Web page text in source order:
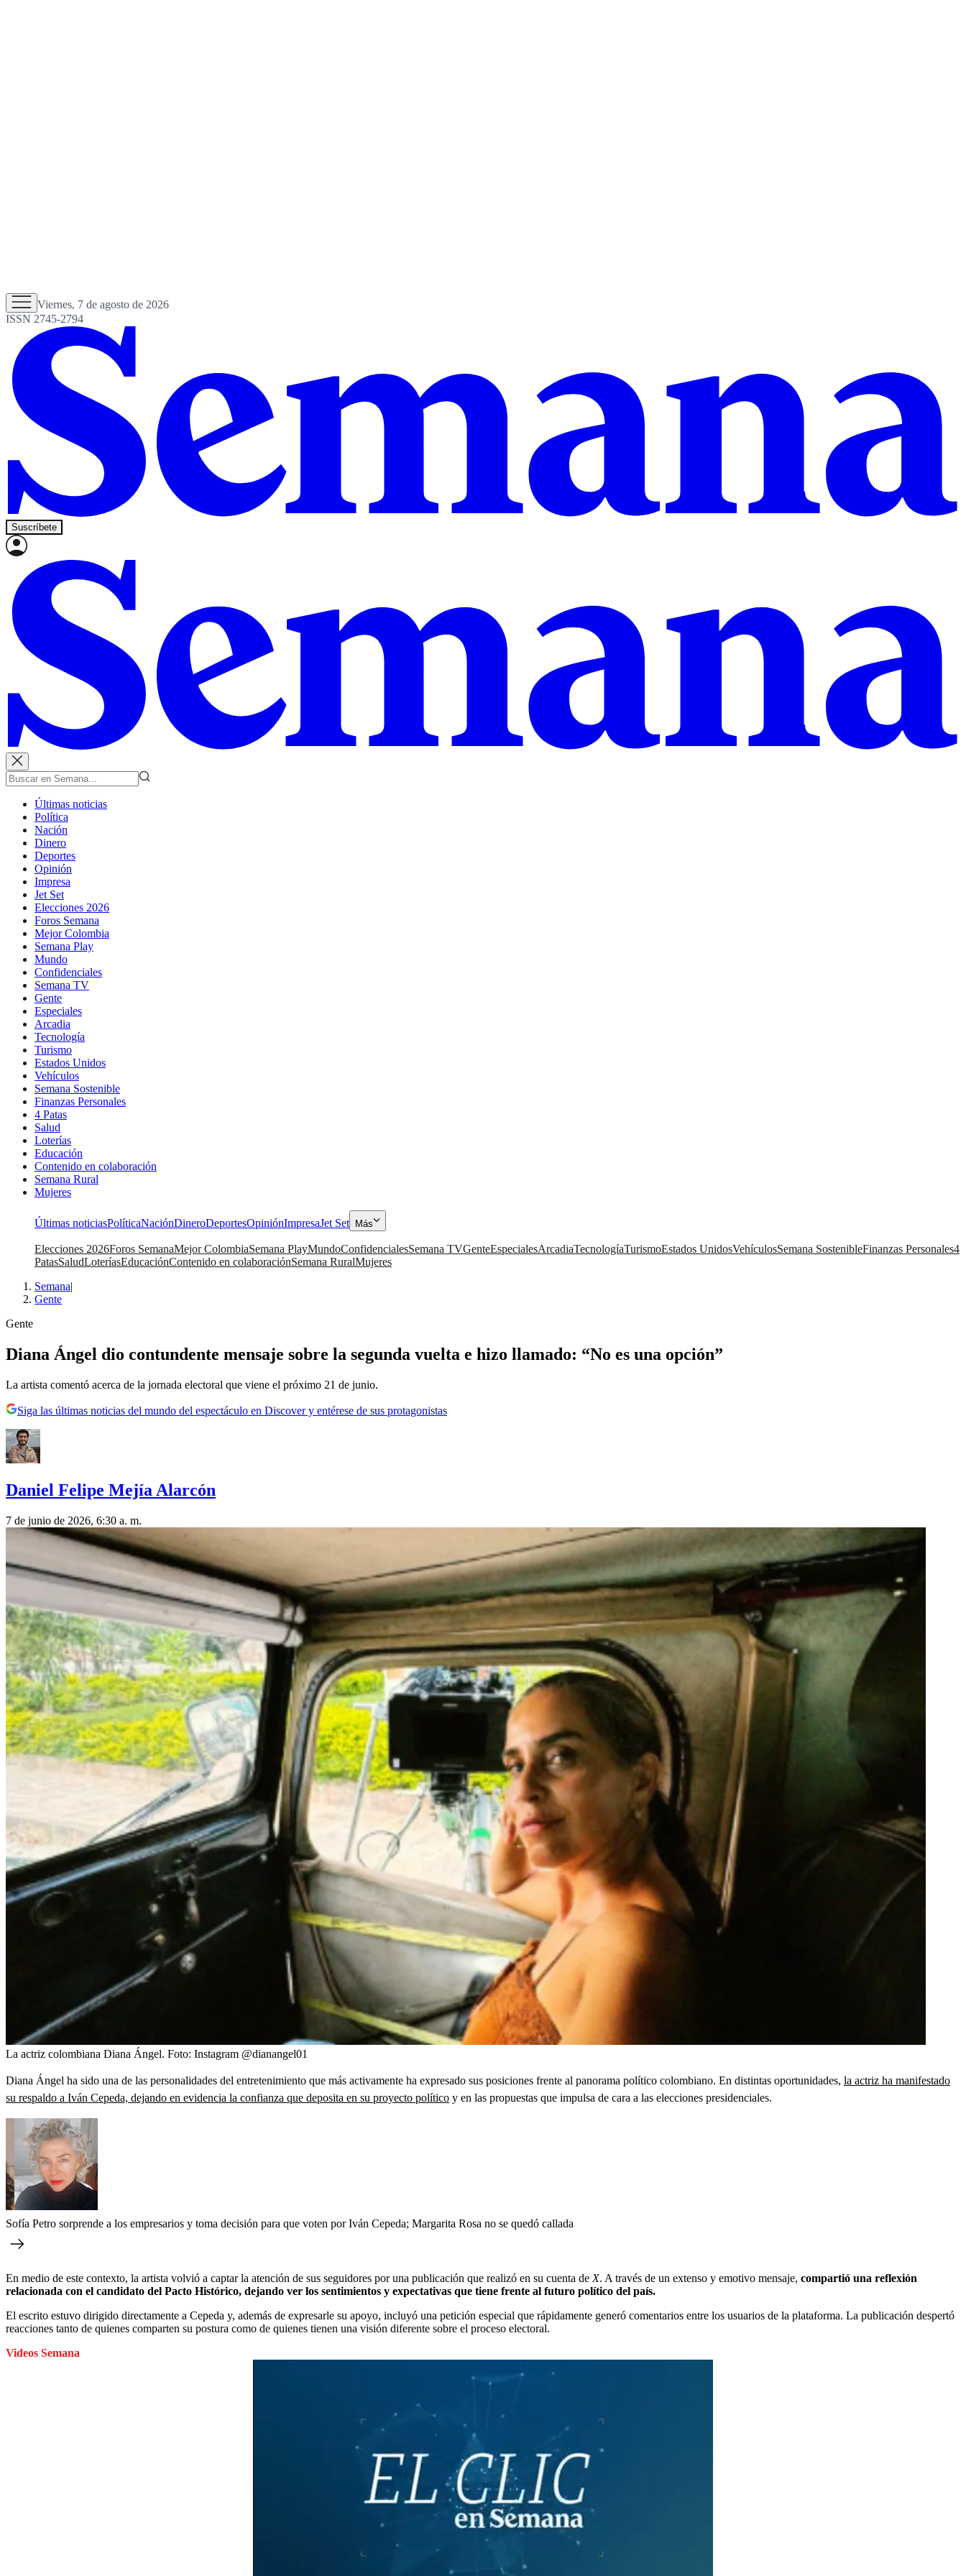
Viernes, 7 de agosto de 2026
ISSN 2745-2794
Suscríbete
Últimas noticias
Política
Nación
Dinero
Deportes
Opinión
Impresa
Jet Set
Elecciones 2026
Foros Semana
Mejor Colombia
Semana Play
Mundo
Confidenciales
Semana TV
Gente
Especiales
Arcadia
Tecnología
Turismo
Estados Unidos
Vehículos
Semana Sostenible
Finanzas Personales
4 Patas
Salud
Loterías
Educación
Contenido en colaboración
Semana Rural
Mujeres
Últimas noticiasPolíticaNaciónDineroDeportesOpiniónImpresaJet Set Más
Elecciones 2026Foros SemanaMejor ColombiaSemana PlayMundoConfidencialesSemana TVGenteEspecialesArcadiaTecnologíaTurismoEstados UnidosVehículosSemana SostenibleFinanzas Personales4
PatasSaludLoteríasEducaciónContenido en colaboraciónSemana RuralMujeres
Semana|
Gente
Gente
Diana Ángel dio contundente mensaje sobre la segunda vuelta e hizo llamado: “No es una opción”
La artista comentó acerca de la jornada electoral que viene el próximo 21 de junio.
Siga las últimas noticias del mundo del espectáculo en Discover y entérese de sus protagonistas
Daniel Felipe Mejía Alarcón
7 de junio de 2026, 6:30 a. m.
La actriz colombiana Diana Ángel. Foto: Instagram @dianangel01
Diana Ángel ha sido una de las personalidades del entretenimiento que más activamente ha expresado sus posiciones frente al panorama político colombiano. En distintas oportunidades, la actriz ha manifestado
su respaldo a Iván Cepeda, dejando en evidencia la confianza que deposita en su proyecto político y en las propuestas que impulsa de cara a las elecciones presidenciales.
Sofía Petro sorprende a los empresarios y toma decisión para que voten por Iván Cepeda; Margarita Rosa no se quedó callada
En medio de este contexto, la artista volvió a captar la atención de sus seguidores por una publicación que realizó en su cuenta de X. A través de un extenso y emotivo mensaje, compartió una reflexión
relacionada con el candidato del Pacto Histórico, dejando ver los sentimientos y expectativas que tiene frente al futuro político del país.
El escrito estuvo dirigido directamente a Cepeda y, además de expresarle su apoyo, incluyó una petición especial que rápidamente generó comentarios entre los usuarios de la plataforma. La publicación despertó
reacciones tanto de quienes comparten su postura como de quienes tienen una visión diferente sobre el proceso electoral.
Videos Semana